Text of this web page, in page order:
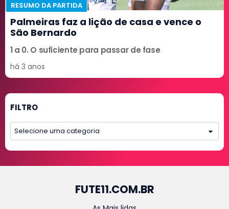
RESUMO DA PARTIDA
Palmeiras faz a lição de casa e vence o
São Bernardo
1 a 0. O suficiente para passar de fase
há 3 anos
FILTRO
FUTE11.COM.BR